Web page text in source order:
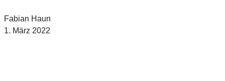
Fabian Haun
1. März 2022